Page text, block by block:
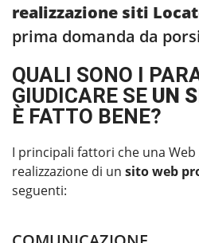
realizzazione siti
prima domanda da
QUALI SONO I
GIUDICARE SE UN
È FATTO BENE?
I principali fattori che una Web
realizzazione di un sito web
seguenti: